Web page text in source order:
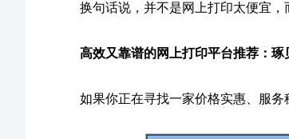
换句话说，并不是网上打印太便宜，
高效又靠谱的网上打印平台推荐：琢
如果你正在寻找一家价格实惠、服务